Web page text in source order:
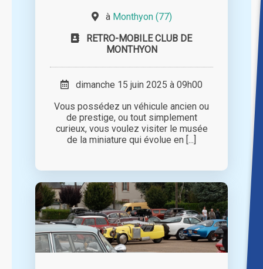
à Monthyon (77)
RETRO-MOBILE CLUB DE
MONTHYON
dimanche 15 juin 2025 à 09h00
Vous possédez un véhicule ancien ou
de prestige, ou tout simplement
curieux, vous voulez visiter le musée
de la miniature qui évolue en [...]